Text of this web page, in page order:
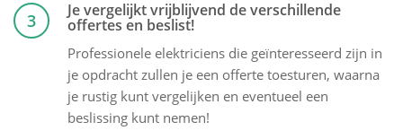
3 Je vergelijkt vrijblijvend de verschillende
offertes en beslist!
Professionele elektriciens die geïnteresseerd zijn in
je opdracht zullen je een offerte toesturen, waarna
je rustig kunt vergelijken en eventueel een
beslissing kunt nemen!